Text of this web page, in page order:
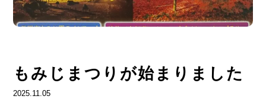
もみじまつりが始まりました
2025.11.05